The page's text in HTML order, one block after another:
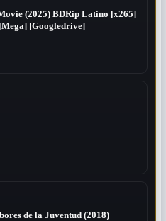
(2025) BDRip Latino [x265]
[Googledrive]
de la Juventud (2018)